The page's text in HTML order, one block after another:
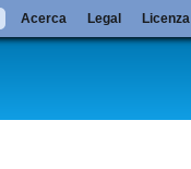
Acerca Legal Licenza